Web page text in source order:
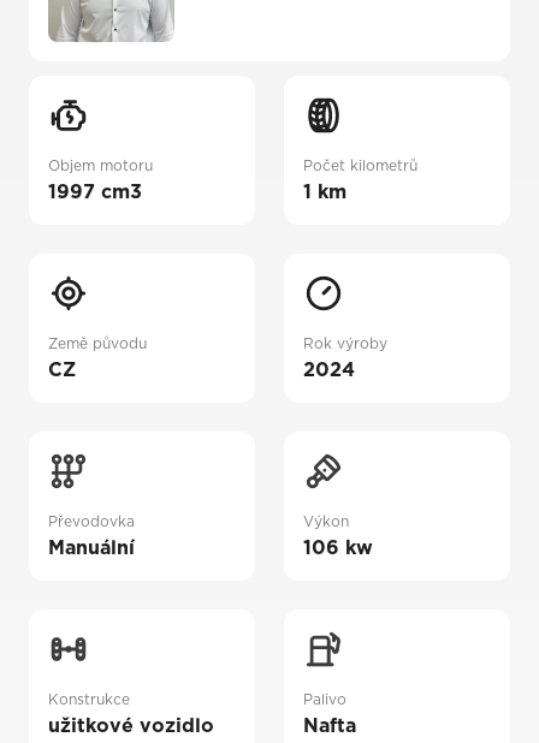
Objem motoru
1997 cm3
Počet kilometrů
1 km
Země původu
CZ
Rok výroby
2024
Převodovka
Manuální
Výkon
106 kw
Konstrukce
užitkové vozidlo
Palivo
Nafta